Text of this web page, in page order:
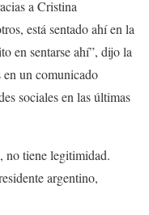
a Cristina
está sentado ahí en la
en sentarse ahí”, dijo la
un comunicado
sociales en las últimas
no tiene legitimidad.
argentino,